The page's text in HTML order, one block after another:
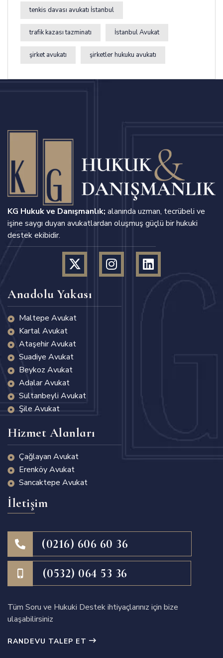
tenkis davası avukatı İstanbul
trafik kazası tazminatı İstanbul Avukat
şirket avukatı şirketler hukuku avukatı
KG Hukuk ve Danışmanlık; alanında uzman, tecrübeli ve
işine saygı duyan avukatlardan oluşmuş güçlü bir hukuki
destek ekibidir.
Anadolu Yakası
Maltepe Avukat
Kartal Avukat
Ataşehir Avukat
Suadiye Avukat
Beykoz Avukat
Adalar Avukat
Sultanbeyli Avukat
Şile Avukat
Hizmet Alanları
Çağlayan Avukat
Erenköy Avukat
Sancaktepe Avukat
İletişim
(0216) 606 60 36
(0532) 064 53 36
Tüm Soru ve Hukuki Destek ihtiyaçlarınız için bize
ulaşabilirsiniz
RANDEVU TALEP ET